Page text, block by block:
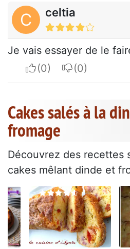
C celtia
Je vais essayer de le
I apreciateI do not
Cakes salés à la
fromage
Découvrez des recettes
cakes mêlant dinde et